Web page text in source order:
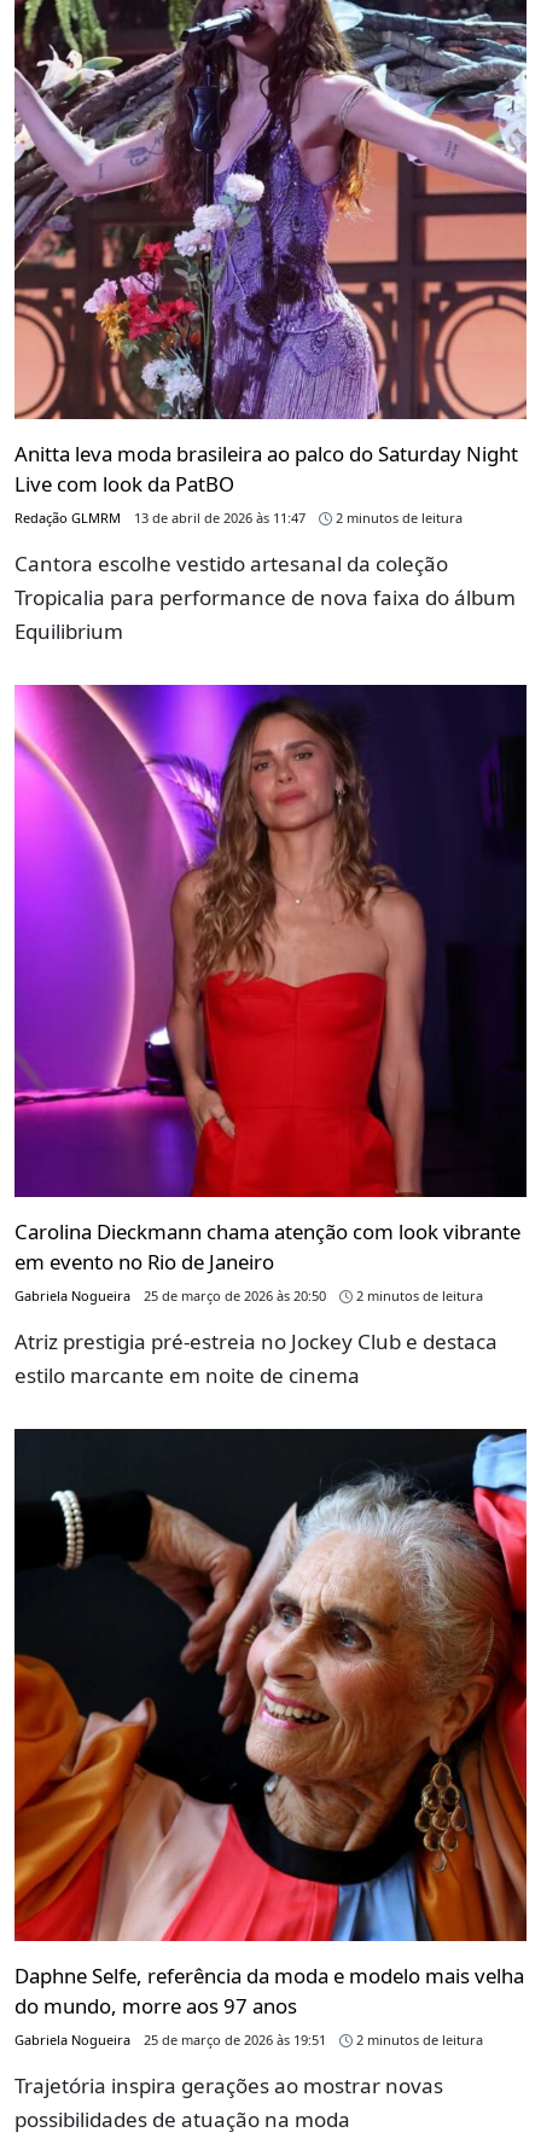
Anitta leva moda brasileira ao palco do Saturday Night
Live com look da PatBO
Redação GLMRM 13 de abril de 2026 às 11:47 2 minutos de leitura
Cantora escolhe vestido artesanal da coleção
Tropicalia para performance de nova faixa do álbum
Equilibrium
Carolina Dieckmann chama atenção com look vibrante
em evento no Rio de Janeiro
Gabriela Nogueira 25 de março de 2026 às 20:50 2 minutos de leitura
Atriz prestigia pré-estreia no Jockey Club e destaca
estilo marcante em noite de cinema
Daphne Selfe, referência da moda e modelo mais velha
do mundo, morre aos 97 anos
Gabriela Nogueira 25 de março de 2026 às 19:51 2 minutos de leitura
Trajetória inspira gerações ao mostrar novas
possibilidades de atuação na moda